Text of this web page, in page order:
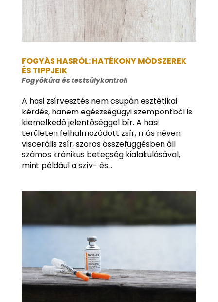
FOGYÁS HASRÓL: HATÉKONY MÓDSZEREK
ÉS TIPPJEIK
Fogyókúra és testsúlykontroll
A hasi zsírvesztés nem csupán esztétikai
kérdés, hanem egészségügyi szempontból is
kiemelkedő jelentőséggel bír. A hasi
területen felhalmozódott zsír, más néven
viscerális zsír, szoros összefüggésben áll
számos krónikus betegség kialakulásával,
mint például a szív- és...